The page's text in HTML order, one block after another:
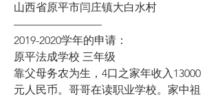
山西省原平市闫庄镇大白水村
————————
2019-2020学年的申请：
原平法成学校 三年级
靠父母务农为生，4口之家年收入13000
元人民币。哥哥在读职业学校。家中祖